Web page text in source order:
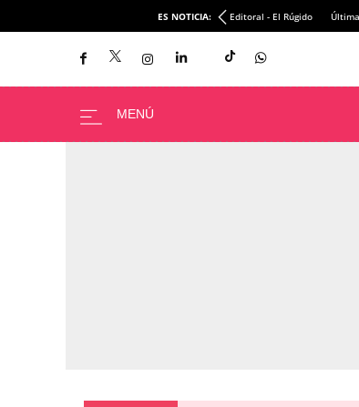
ES NOTICIA: Editoral - El Rúgido